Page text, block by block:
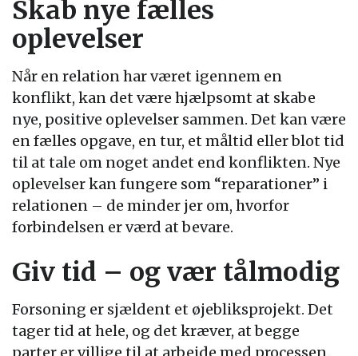
Skab nye fælles
oplevelser
Når en relation har været igennem en
konflikt, kan det være hjælpsomt at skabe
nye, positive oplevelser sammen. Det kan være
en fælles opgave, en tur, et måltid eller blot tid
til at tale om noget andet end konflikten. Nye
oplevelser kan fungere som “reparationer” i
relationen – de minder jer om, hvorfor
forbindelsen er værd at bevare.
Giv tid – og vær tålmodig
Forsoning er sjældent et øjebliksprojekt. Det
tager tid at hele, og det kræver, at begge
parter er villige til at arbejde med processen.